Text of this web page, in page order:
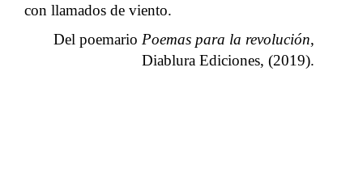
con llamados de viento.
Del poemario Poemas para la revolución,
Diablura Ediciones, (2019).